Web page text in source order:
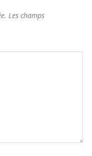
Les champs